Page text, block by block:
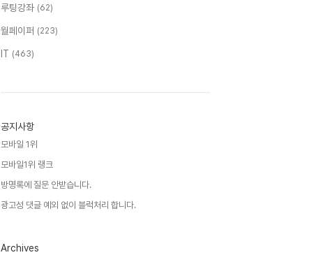
루팅강좌 (62)
월페이퍼 (223)
IT (463)
공지사항
모바일 1위
모바일1위 랭크
방명록에 질문 안받습니다.
광고성 댓글 예외 없이 블럭처리 합니다.
Archives